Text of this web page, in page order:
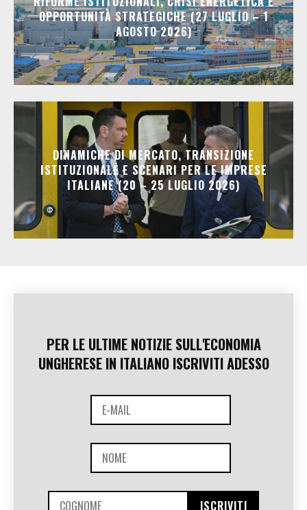
OPPORTUNITÀ STRATEGICHE (27 LUGLIO – 1
AGOSTO 2026)
DINAMICHE DI MERCATO, TRANSIZIONE
ISTITUZIONALE E SCENARI PER LE IMPRESE
ITALIANE (20 – 25 LUGLIO 2026)
PER LE ULTIME NOTIZIE SULL'ECONOMIA
UNGHERESE IN ITALIANO ISCRIVITI ADESSO